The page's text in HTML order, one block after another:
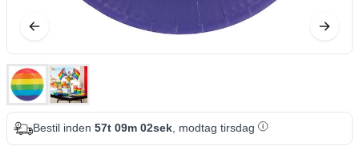
Bestil inden 57t 09m 01sek, modtag tirsdag